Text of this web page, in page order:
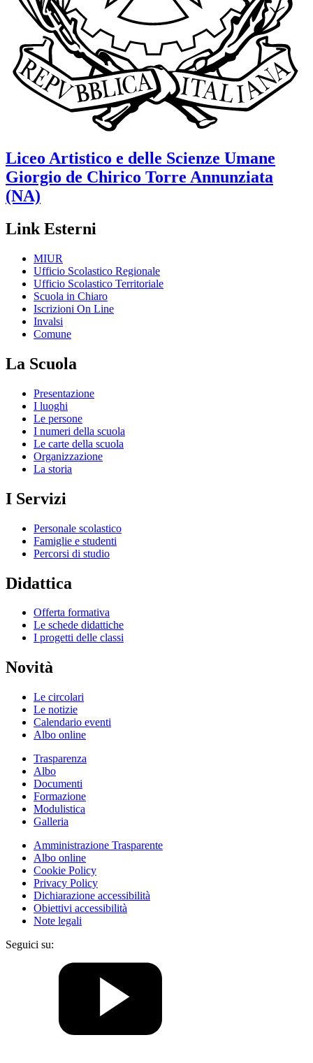
Liceo Artistico e delle Scienze Umane
Giorgio de Chirico Torre Annunziata
(NA)
Link Esterni
MIUR
Ufficio Scolastico Regionale
Ufficio Scolastico Territoriale
Scuola in Chiaro
Iscrizioni On Line
Invalsi
Comune
La Scuola
Presentazione
I luoghi
Le persone
I numeri della scuola
Le carte della scuola
Organizzazione
La storia
I Servizi
Personale scolastico
Famiglie e studenti
Percorsi di studio
Didattica
Offerta formativa
Le schede didattiche
I progetti delle classi
Novità
Le circolari
Le notizie
Calendario eventi
Albo online
Trasparenza
Albo
Documenti
Formazione
Modulistica
Galleria
Amministrazione Trasparente
Albo online
Cookie Policy
Privacy Policy
Dichiarazione accessibilità
Obiettivi accessibilità
Note legali
Seguici su: